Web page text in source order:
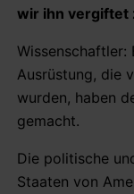
wir ihn vergiftet
Wissenschaftler:
Ausrüstung, die
wurden, haben
gemacht.
Die politische
Staaten von